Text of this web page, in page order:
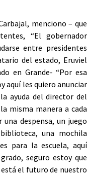
menciono – que
“El gobernador
entre presidentes
del estado, Eruviel
en Grande- “Por esa
aquí les quiero anunciar
ayuda del director del
misma manera a cada
despensa, un juego
una mochila
para la escuela, aquí
seguro estoy que
está el futuro de nuestro